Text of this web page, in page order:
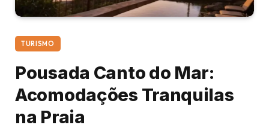
TURISMO
Pousada Canto do Mar:
Acomodações Tranquilas
na Praia